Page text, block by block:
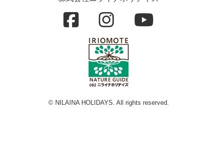
© NILAINA HOLIDAYS. All rights reserved.